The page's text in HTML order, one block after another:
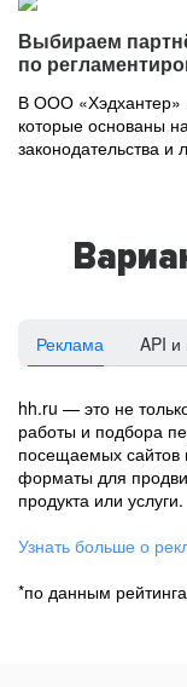
Выбираем
по
В ООО «Хэдхантер»
которые основаны
законодательства и
Реклама API и
hh.ru — это не
работы и подбора
посещаемых сайтов
форматы для
продукта или услуги.
Узнать больше о
*по данным